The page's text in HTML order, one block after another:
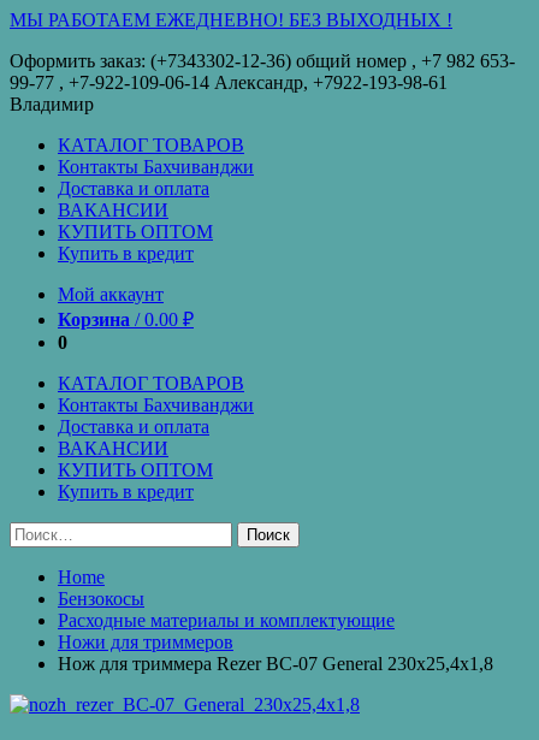
МЫ РАБОТАЕМ ЕЖЕДНЕВНО! БЕЗ ВЫХОДНЫХ !
Оформить заказ: (+7343302-12-36) общий номер , ‪+7 982 653-
99-77‬ , +7-922-109-06-14 Александр, +7922-193-98-61
Владимир
КАТАЛОГ ТОВАРОВ
Контакты Бахчиванджи
Доставка и оплата
ВАКАНСИИ
КУПИТЬ ОПТОМ
Купить в кредит
Мой аккаунт
Корзина /0.00 ₽
0
КАТАЛОГ ТОВАРОВ
Контакты Бахчиванджи
Доставка и оплата
ВАКАНСИИ
КУПИТЬ ОПТОМ
Купить в кредит
Найти:
Home
Бензокосы
Расходные материалы и комплектующие
Ножи для триммеров
Нож для триммера Rezer ВС-07 General 230х25,4х1,8